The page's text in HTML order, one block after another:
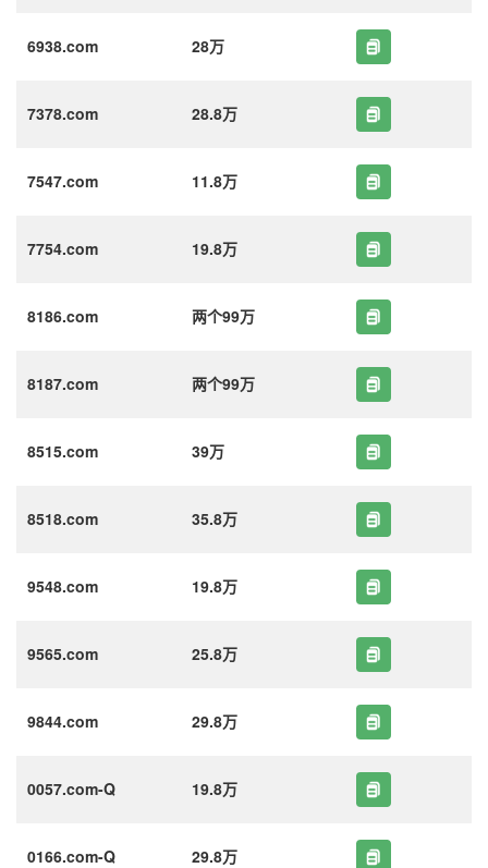
6938.com 28万
7378.com 28.8万
7547.com 11.8万
7754.com 19.8万
8186.com 两个99万
8187.com 两个99万
8515.com 39万
8518.com 35.8万
9548.com 19.8万
9565.com 25.8万
9844.com 29.8万
0057.com-Q 19.8万
0166.com-Q 29.8万